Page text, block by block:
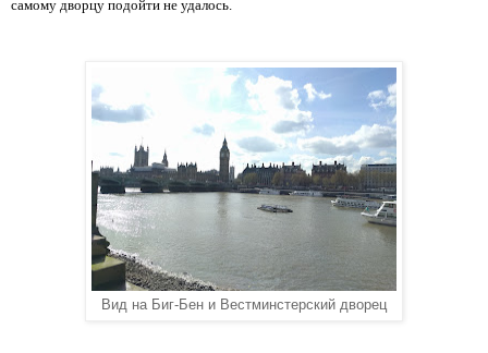
самому дворцу подойти не удалось.
Вид на Биг-Бен и Вестминстерский дворец